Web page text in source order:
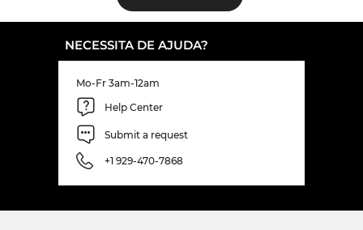
NECESSITA DE AJUDA?
Mo-Fr 3am-12am
Help Center
Submit a request
+1 929-470-7868